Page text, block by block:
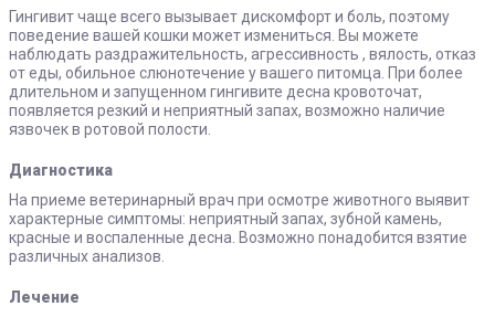
Гингивит чаще всего вызывает дискомфорт и боль, поэтому
поведение вашей кошки может измениться. Вы можете
наблюдать раздражительность, агрессивность , вялость, отказ
от еды, обильное слюнотечение у вашего питомца. При более
длительном и запущенном гингивите десна кровоточат,
появляется резкий и неприятный запах, возможно наличие
язвочек в ротовой полости.
Диагностика
На приеме ветеринарный врач при осмотре животного выявит
характерные симптомы: неприятный запах, зубной камень,
красные и воспаленные десна. Возможно понадобится взятие
различных анализов.
Лечение